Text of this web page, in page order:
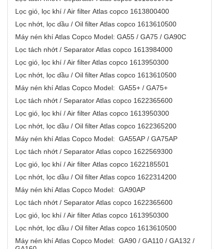
Lọc gió, lọc khí / Air filter Atlas copco 1613800400
Lọc nhớt, lọc dầu / Oil filter Atlas copco 1613610500
Máy nén khí Atlas Copco Model: GA55 / GA75 / GA90C
Lọc tách nhớt / Separator Atlas copco 1613984000
Lọc gió, lọc khí / Air filter Atlas copco 1613950300
Lọc nhớt, lọc dầu / Oil filter Atlas copco 1613610500
Máy nén khí Atlas Copco Model: GA55+ / GA75+
Lọc tách nhớt / Separator Atlas copco 1622365600
Lọc gió, lọc khí / Air filter Atlas copco 1613950300
Lọc nhớt, lọc dầu / Oil filter Atlas copco 1622365200
Máy nén khí Atlas Copco Model: GA55AP / GA75AP
Lọc tách nhớt / Separator Atlas copco 1622569300
Lọc gió, lọc khí / Air filter Atlas copco 1622185501
Lọc nhớt, lọc dầu / Oil filter Atlas copco 1622314200
Máy nén khí Atlas Copco Model: GA90AP
Lọc tách nhớt / Separator Atlas copco 1622365600
Lọc gió, lọc khí / Air filter Atlas copco 1613950300
Lọc nhớt, lọc dầu / Oil filter Atlas copco 1613610500
Máy nén khí Atlas Copco Model: GA90 / GA110 / GA132 /